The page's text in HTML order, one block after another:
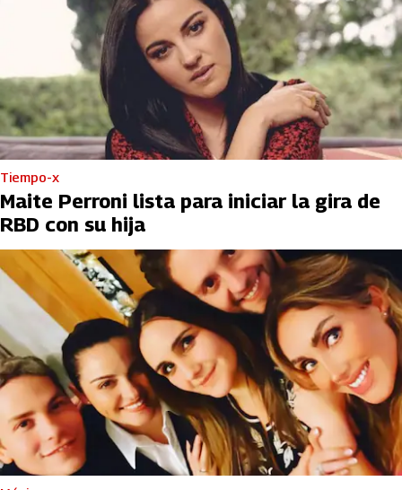
Tiempo-x
Maite Perroni lista para iniciar la gira de
RBD con su hija